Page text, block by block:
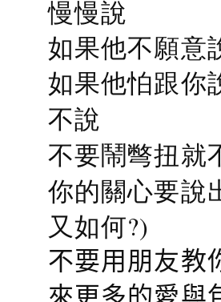
慢慢說
如果他不願意
如果他怕跟你
不說
不要鬧彆扭就
你的關心要說
又如何?)
不要用朋友教